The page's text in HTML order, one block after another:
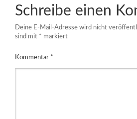
Schreibe einen
Deine E-Mail-Adresse wird nicht
sind mit * markiert
Kommentar *